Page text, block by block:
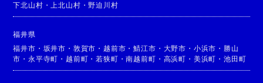
下北山村 ・ 上北山村 ・野迫川村
福井県
福井市 ・ 坂井市 ・ 敦賀市 ・ 越前市 ・鯖江市 ・ 大野市 ・ 小浜市 ・ 勝山
市 ・永平寺町 ・ 越前町 ・若狭町 ・南越前町 ・ 高浜町 ・ 美浜町 ・ 池田町